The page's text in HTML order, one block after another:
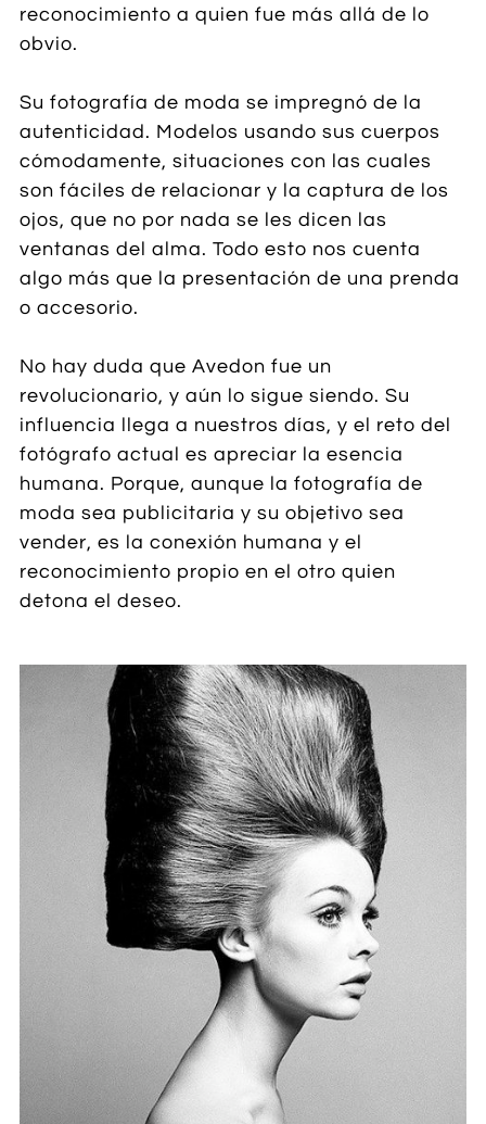
reconocimiento a quien fue más allá de lo
obvio.
Su fotografía de moda se impregnó de la
autenticidad. Modelos usando sus cuerpos
cómodamente, situaciones con las cuales
son fáciles de relacionar y la captura de los
ojos, que no por nada se les dicen las
ventanas del alma. Todo esto nos cuenta
algo más que la presentación de una prenda
o accesorio.
No hay duda que Avedon fue un
revolucionario, y aún lo sigue siendo. Su
influencia llega a nuestros días, y el reto del
fotógrafo actual es apreciar la esencia
humana. Porque, aunque la fotografía de
moda sea publicitaria y su objetivo sea
vender, es la conexión humana y el
reconocimiento propio en el otro quien
detona el deseo.